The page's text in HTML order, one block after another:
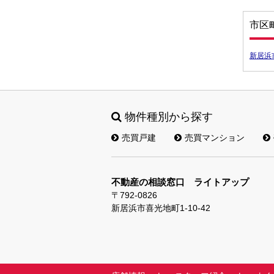
市区
新居浜
物件種別から探す
売買戸建 売買マンション
不動産の相談窓口 ライトアップ
〒792-0826
新居浜市喜光地町1-10-42